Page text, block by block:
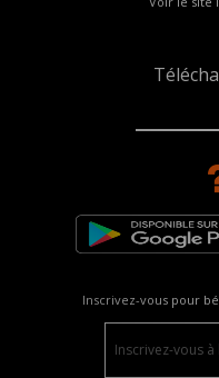
Inscrivez-vous pour